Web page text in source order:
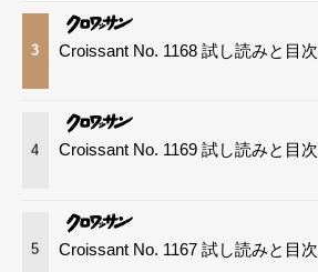
3 Croissant No. 1168 試し読みと目次
4 Croissant No. 1169 試し読みと目次
5 Croissant No. 1167 試し読みと目次